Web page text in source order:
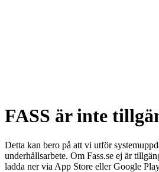
FASS är inte
Detta kan bero på att vi utför
underhållsarbete. Om Fass.se ej är
ladda ner via App Store eller Google